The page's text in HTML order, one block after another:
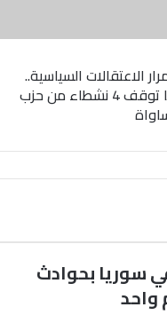
الاعتقالات السياسية..
تركيا توقف 4 نشطاء من حزب
في سوريا بحوادث
واحد